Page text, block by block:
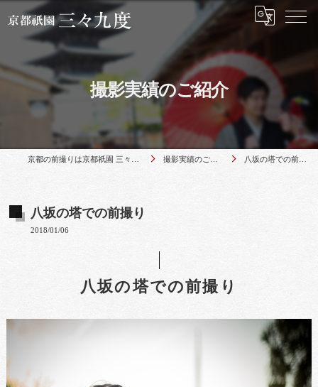
撮影実績のご紹介
撮影実績のご紹介 八坂の塔での前撮り
八坂の塔での前撮り
2018/01/06
八坂の塔での前撮り